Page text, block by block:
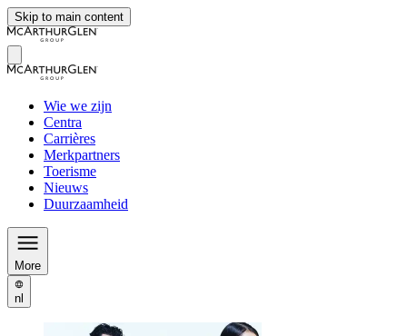
Skip to main content
Wie we zijn
Centra
Carrières
Merkpartners
Toerisme
Nieuws
Duurzaamheid
More
nl